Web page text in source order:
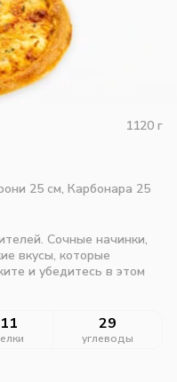
1120 г
25 см, Карбонара 25
Сочные начинки,
вкусы, которые
и убедитесь в этом
11 29
углеводы